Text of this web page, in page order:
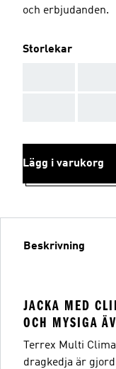
och erbjudanden.
Storlekar
Lägg i varukorg
Beskrivning
JACKA MED
OCH MYSIGA
Terrex Multi
dragkedja är